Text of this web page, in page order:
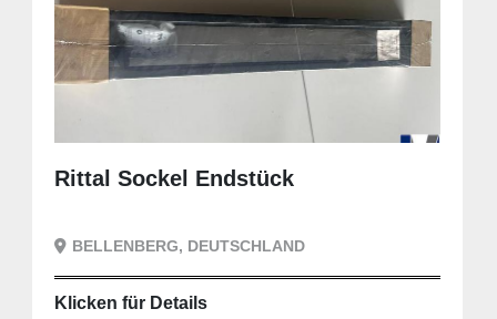
Rittal Sockel Endstück
BELLENBERG, DEUTSCHLAND
Klicken für Details